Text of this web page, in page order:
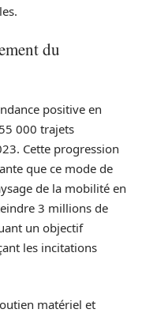
du
positive en
000 trajets
Cette progression
que ce mode de
de la mobilité en
3 millions de
un objectif
les incitations
matériel et